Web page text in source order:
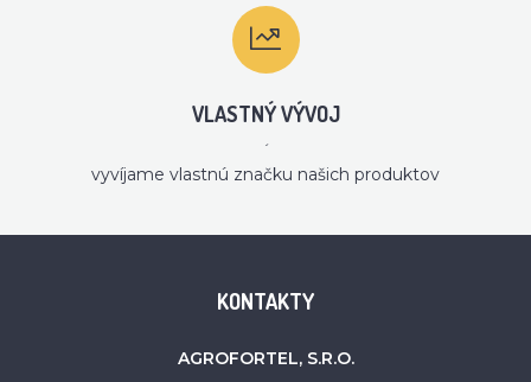
VLASTNÝ VÝVOJ
´
vyvíjame vlastnú značku našich produktov
KONTAKTY
AGROFORTEL, S.R.O.